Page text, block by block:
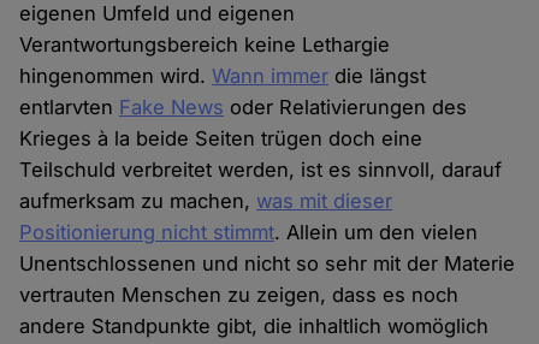
eigenen Umfeld und eigenen
Verantwortungsbereich keine Lethargie
hingenommen wird.Wann immer die längst
entlarvten Fake News oder Relativierungen des
Krieges à la beide Seiten trügen doch eine
Teilschuld verbreitet werden, ist es sinnvoll, darauf
aufmerksam zu machen, was mit dieser
Positionierung nicht stimmt. Allein um den vielen
Unentschlossenen und nicht so sehr mit der Materie
vertrauten Menschen zu zeigen, dass es noch
andere Standpunkte gibt, die inhaltlich womöglich